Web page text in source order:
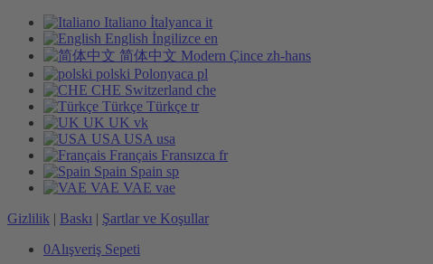
Italiano İtalyanca it
English İngilizce en
简体中文 Modern Çince zh-hans
polski Polonyaca pl
CHE Switzerland che
Türkçe Türkçe tr
UK UK vk
USA USA usa
Français Fransızca fr
Spain Spain sp
VAE VAE vae
Gizlilik | Baskı | Şartlar ve Koşullar
0Alışveriş Sepeti